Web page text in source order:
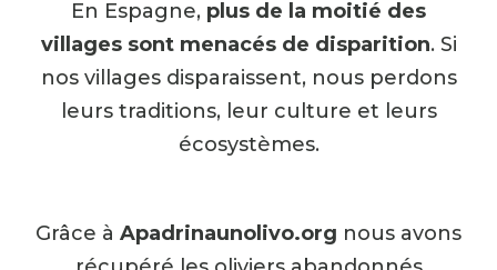
En Espagne, plus de la moitié des
villages sont menacés de disparition. Si
nos villages disparaissent, nous perdons
leurs traditions, leur culture et leurs
écosystèmes.
Grâce à Apadrinaunolivo.org nous avons